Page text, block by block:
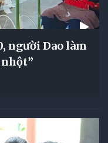
người Dao làm